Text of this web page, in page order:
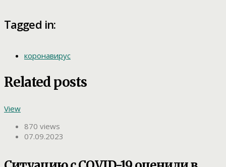
Tagged in:
коронавирус
Related posts
View
870 views
07.09.2023